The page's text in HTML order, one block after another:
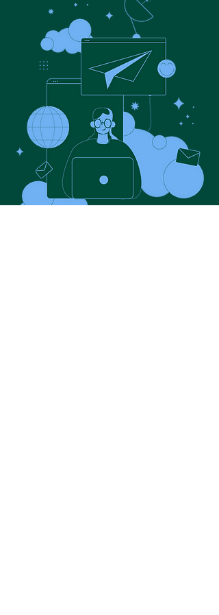
uma ótima maneira de estabelecer
confiança e garantir compras com
segurança.Contato